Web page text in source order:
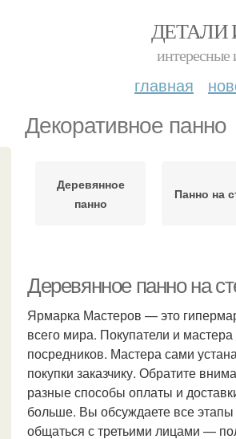
ДЕТАЛИ
интересные
главная
Декоративное панно
Деревянное
панно
Панно на
Деревянное панно на
Ярмарка Мастеров — это
всего мира. Покупатели и
посредников. Мастера сами
покупки заказчику. Обратите
разные способы оплаты и
больше. Вы обсуждаете все
общаться с третьими лицами —